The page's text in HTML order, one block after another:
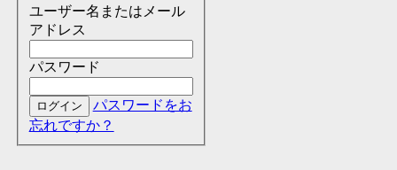
ユーザー名またはメール
アドレス
パスワード
パスワードをお
忘れですか？